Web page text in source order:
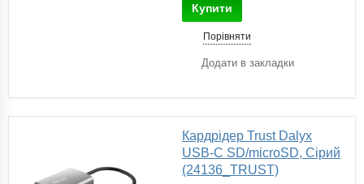
Купити
Порівняти
Додати в закладки
Кардрідер Trust Dalyx
USB-С SD/microSD, Сірий
(24136_TRUST)